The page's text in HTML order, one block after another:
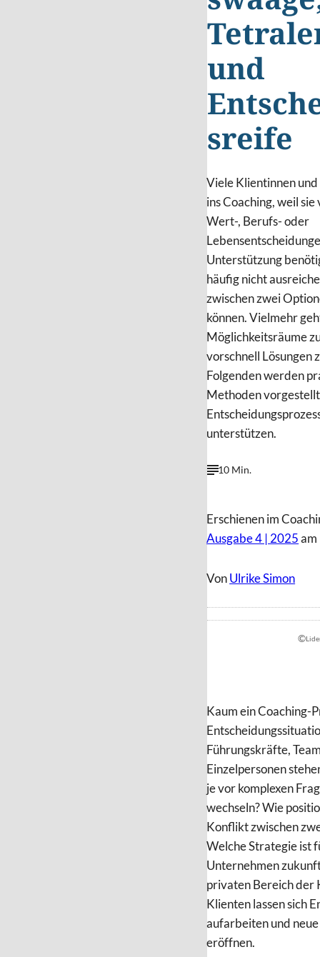
und
sreife
Viele Klientinnen
ins Coaching, weil
Wert-, Berufs- oder
Unterstützung
häufig nicht
zwischen zwei
können. Vielmehr
Möglichkeitsräume
vorschnell Lösungen
Folgenden werden
Methoden
unterstützen.
10 Min.
Erschienen im
Ausgabe 4 | 2025
VonUlrike Simon
©
Kaum ein Coaching-
Führungskräfte,
Einzelpersonen
je vor komplexen
wechseln? Wie
Konflikt zwischen
Welche Strategie ist
Unternehmen
privaten Bereich der
Klienten lassen sich
aufarbeiten und
eröffnen.